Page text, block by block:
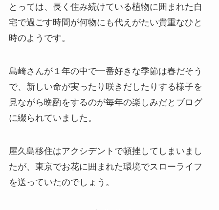
とっては、長く住み続けている植物に囲まれた自
宅で過ごす時間が何物にも代えがたい貴重なひと
時のようです。
島崎さんが１年の中で一番好きな季節は春だそう
で、新しい命が実ったり咲きだしたりする様子を
見ながら晩酌をするのが毎年の楽しみだとブログ
に綴られていました。
屋久島移住はアクシデントで頓挫してしまいまし
たが、東京でお花に囲まれた環境でスローライフ
を送っていたのでしょう。